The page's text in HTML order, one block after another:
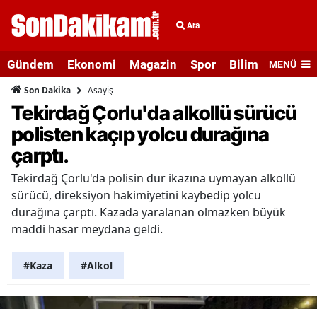
Ara
Gündem Ekonomi Magazin Spor Bilim veMENÜ
Son Dakika Asayiş
Tekirdağ Çorlu'da alkollü sürücü
polisten kaçıp yolcu durağına
çarptı.
Tekirdağ Çorlu'da polisin dur ikazına uymayan alkollü
sürücü, direksiyon hakimiyetini kaybedip yolcu
durağına çarptı. Kazada yaralanan olmazken büyük
maddi hasar meydana geldi.
#Kaza #Alkol